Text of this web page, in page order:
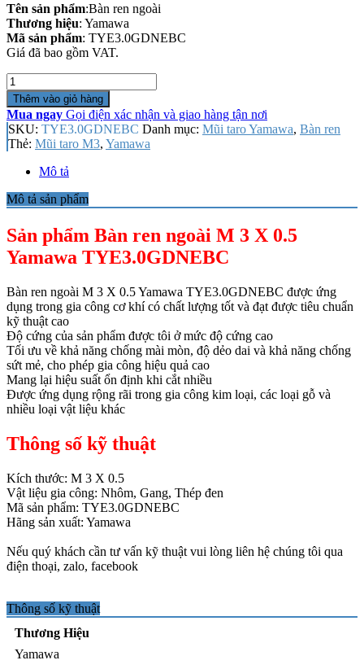
Tên sản phẩm:Bàn ren ngoài
Thương hiệu: Yamawa
Mã sản phẩm: TYE3.0GDNEBC
Giá đã bao gồm VAT.
Số
lượng
Thêm vào giỏ hàng
Mua ngay Gọi điện xác nhận và giao hàng tận nơi
SKU: TYE3.0GDNEBC Danh mục: Mũi taro Yamawa, Bàn ren
Thẻ: Mũi taro M3, Yamawa
Mô tả
Mô tả sản phẩm
Sản phẩm Bàn ren ngoài M 3 X 0.5
Yamawa TYE3.0GDNEBC
Bàn ren ngoài M 3 X 0.5 Yamawa TYE3.0GDNEBC được ứng
dụng trong gia công cơ khí có chất lượng tốt và đạt được tiêu chuẩn
kỹ thuật cao
Độ cứng của sản phẩm được tôi ở mức độ cứng cao
Tối ưu về khả năng chống mài mòn, độ dẻo dai và khả năng chống
sứt mẻ, cho phép gia công hiệu quả cao
Mang lại hiệu suất ổn định khi cắt nhiều
Được ứng dụng rộng rãi trong gia công kim loại, các loại gỗ và
nhiều loại vật liệu khác
Thông số kỹ thuật
Kích thước: M 3 X 0.5
Vật liệu gia công: Nhôm, Gang, Thép đen
Mã sản phẩm: TYE3.0GDNEBC
Hãng sản xuất: Yamawa
Nếu quý khách cần tư vấn kỹ thuật vui lòng liên hệ chúng tôi qua
điện thoại, zalo, facebook
Thông số kỹ thuật
Thương Hiệu
Yamawa